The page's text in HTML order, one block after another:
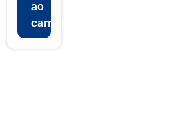
ao
carrinho